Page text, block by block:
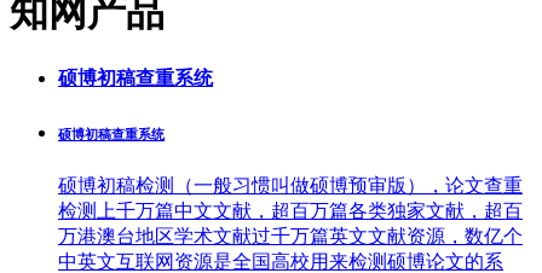
知网产品
硕博初稿查重系统
硕博初稿查重系统
硕博初稿检测（一般习惯叫做硕博预审版），论文查重
检测上千万篇中文文献，超百万篇各类独家文献，超百
万港澳台地区学术文献过千万篇英文文献资源，数亿个
中英文互联网资源是全国高校用来检测硕博论文的系